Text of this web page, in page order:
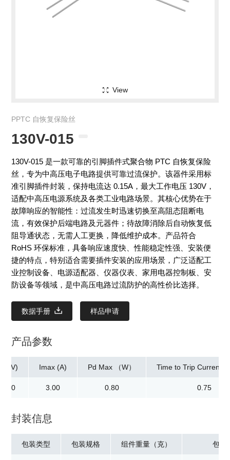
View
PPTC 自恢复保险丝
130V-015
130V-015 是一款可靠的引脚插件式聚合物 PTC 自恢复保险
丝，专为中高压电子电路提供可靠过流保护。该器件采用标
准引脚插件封装，保持电流达 0.15A，最大工作电压 130V，
适配中高压电源系统及各类工业电路场景。其核心优势在于
故障响应的智能性：过流发生时迅速切换至高阻态阻断电
流，有效保护后端电路及元器件；待故障消除后自动恢复低
阻导通状态，无需人工更换，降低维护成本。产品符合
RoHS 环保标准，具备响应速度快、性能稳定性强、安装便
捷的特点，特别适合需要插件安装的应用场景，广泛适配工
业控制设备、电源适配器、仪器仪表、家用电器控制板、安
防设备等领域，是中高压电路过流防护的高性价比选择。
数据手册 样品申请
产品参数
Imax (A)
3.00
Pd Max （W）
0.80
Time to Trip
0.75
封装信息
包装类型 包装规格 组件重量（克） 包装